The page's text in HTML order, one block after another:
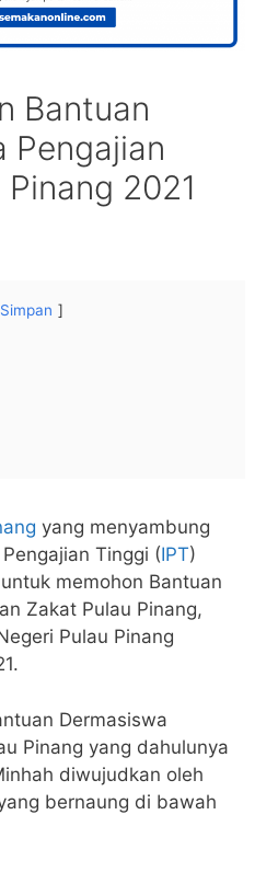
Bantuan
Pengajian
2021
Simpan
yang menyambung
Tinggi (IPT)
memohon Bantuan
Zakat Pulau Pinang,
Pulau Pinang
Dermasiswa
Pinang yang dahulunya
diwujudkan oleh
bernaung di bawah